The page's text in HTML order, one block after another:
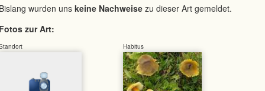
wurden uns keine Nachweise zu dieser Art gemeldet.
zur Art:
Habitus